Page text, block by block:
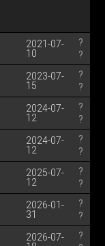
2021-07-
10
?
?
2023-07-
15
?
?
2024-07-
12
?
?
2024-07-
12
?
?
2025-07-
12
?
?
2026-01-
31
?
?
2026-07-
?